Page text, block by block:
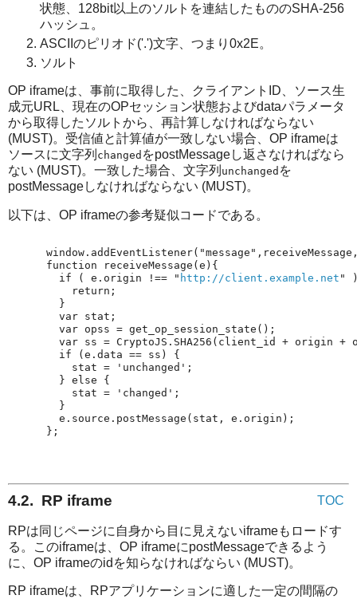
状態、128bit以上のソルトを連結したもののSHA-256
ハッシュ。
ASCIIのピリオド('.')文字、つまり0x2E。
ソルト
OP iframeは、事前に取得した、クライアントID、ソース生
成元URL、現在のOPセッション状態およびdataパラメータ
から取得したソルトから、再計算しなければならない
(MUST)。受信値と計算値が一致しない場合、OP iframeは
ソースに文字列 changed をpostMessageし返さなければなら
ない (MUST)。一致した場合、文字列 unchanged を
postMessageしなければならない (MUST)。
以下は、OP iframeの参考疑似コードである。
  if ( e.origin !
== " http://client.example.net
};
TOC
4.2. RP iframe
RPは同じページに自身から目に見えないiframeもロードす
る。このiframeは、OP iframeにpostMessageできるよう
に、OP iframeのidを知らなければならい (MUST)。
RP iframeは、RPアプリケーションに適した一定の間隔の